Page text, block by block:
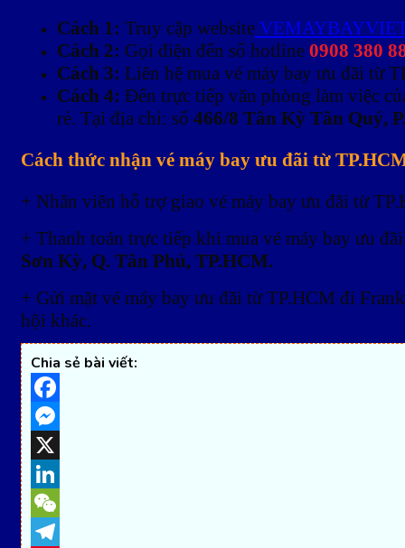
Cách 1: Truy cập website
Cách 2: Gọi điện đến số hotline 0908 380
Cách 3: Liên hệ mua vé máy bay ưu đãi từ
Cách 4: Đến trực tiếp văn phòng làm việc
rẻ. Tại địa chỉ: số 466/8 Tân Kỳ Tân Quý,
Cách thức nhận vé máy bay ưu đãi từ
+ Nhân viên hỗ trợ giao vé máy bay ưu đãi từ
+ Thanh toán trực tiếp khi mua vé máy bay ưu
Sơn Kỳ, Q. Tân Phú, TP.HCM.
+ Gửi mặt vé máy bay ưu đãi từ TP.HCM đi
hội khác.
Chia sẻ bài viết:
Facebook
Messenger
X
LinkedIn
WeChat